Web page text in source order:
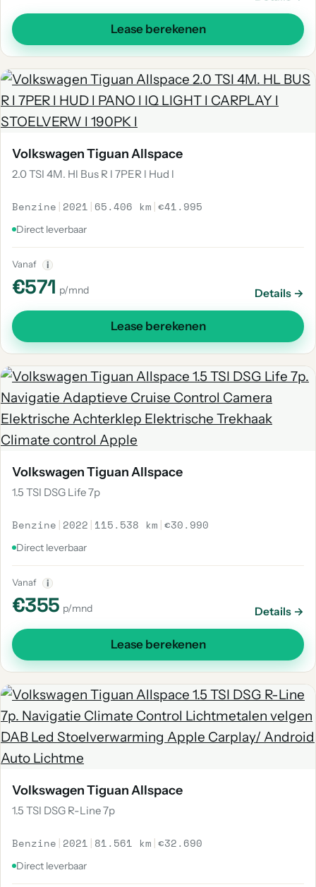
Lease berekenen
Volkswagen Tiguan Allspace
2.0 TSI 4M. Hl Bus R l 7PER l Hud l
Benzine | 2021 | 65.406 km |€41.995
Direct leverbaar
Vanaf i
€571 p/mnd Details →
Lease berekenen
Volkswagen Tiguan Allspace
1.5 TSI DSG Life 7p
Benzine | 2022 | 115.538 km |€30.990
Direct leverbaar
Vanaf i
€355 p/mnd Details →
Lease berekenen
Volkswagen Tiguan Allspace
1.5 TSI DSG R-Line 7p
Benzine | 2021 | 81.561 km |€32.690
Direct leverbaar